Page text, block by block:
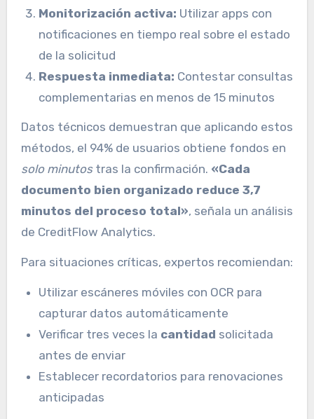
Monitorización activa: Utilizar apps con
notificaciones en tiempo real sobre el estado
de la solicitud
Respuesta inmediata: Contestar consultas
complementarias en menos de 15 minutos
Datos técnicos demuestran que aplicando estos
métodos, el 94% de usuarios obtiene fondos en
solo minutostras la confirmación. «Cada
documento bien organizado reduce 3,7
minutos del proceso total», señala un análisis
de CreditFlow Analytics.
Para situaciones críticas, expertos recomiendan:
Utilizar escáneres móviles con OCR para
capturar datos automáticamente
Verificar tres veces la cantidad solicitada
antes de enviar
Establecer recordatorios para renovaciones
anticipadas